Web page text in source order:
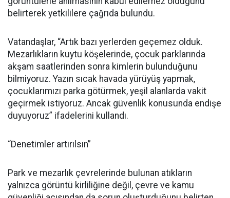
belirterek yetkililere çağrıda bulundu.
Vatandaşlar, “Artık bazı yerlerden geçemez olduk.
Mezarlıkların kuytu köşelerinde, çocuk parklarında
akşam saatlerinden sonra kimlerin bulunduğunu
bilmiyoruz. Yazın sıcak havada yürüyüş yapmak,
çocuklarımızı parka götürmek, yeşil alanlarda vakit
geçirmek istiyoruz. Ancak güvenlik konusunda endişe
duyuyoruz” ifadelerini kullandı.
“Denetimler artırılsın”
Park ve mezarlık çevrelerinde bulunan atıkların
yalnızca görüntü kirliliğine değil, çevre ve kamu